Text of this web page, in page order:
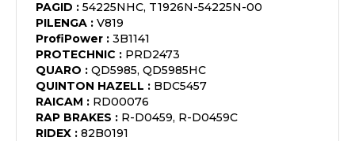
PAGID : 54225NHC, T1926N-54225N-00
PILENGA : V819
ProfiPower : 3B1141
PROTECHNIC : PRD2473
QUARO : QD5985, QD5985HC
QUINTON HAZELL : BDC5457
RAICAM : RD00076
RAP BRAKES : R-D0459, R-D0459C
RIDEX : 82B0191